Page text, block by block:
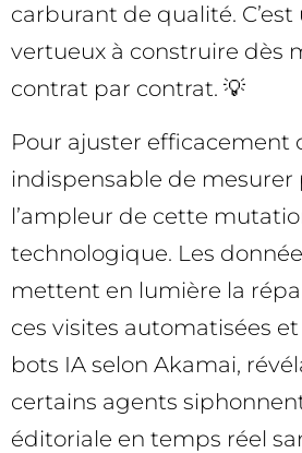
carburant de qualité. C’est
vertueux à construire dès
contrat par contrat. 💡
Pour ajuster efficacement
indispensable de
l’ampleur de cette
technologique. Les
mettent en lumière la
ces visites automatisées
bots IA selon Akamai,
certains agents
éditoriale en temps réel